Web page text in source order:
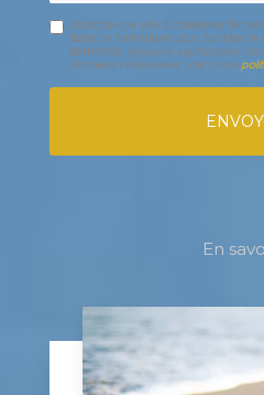
J'autorise ce site à conserver
dans ce formulaire pour faciliter
demande.
(Aucune exploitation
données conservées. Voir notre
En